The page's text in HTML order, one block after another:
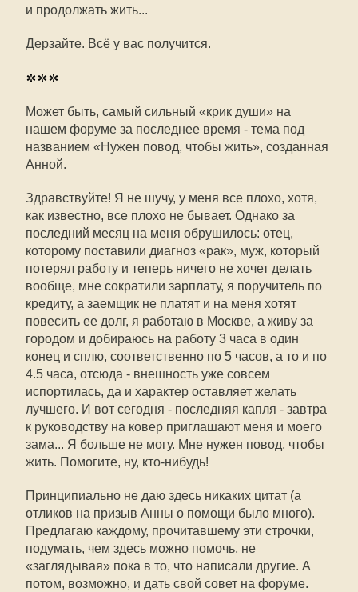
и продолжать жить...
Дерзайте. Всё у вас получится.
***
Может быть, самый сильный «крик души» на
нашем форуме за последнее время - тема под
названием «Нужен повод, чтобы жить», созданная
Анной.
Здравствуйте! Я не шучу, у меня все плохо, хотя,
как известно, все плохо не бывает. Однако за
последний месяц на меня обрушилось: отец,
которому поставили диагноз «рак», муж, который
потерял работу и теперь ничего не хочет делать
вообще, мне сократили зарплату, я поручитель по
кредиту, а заемщик не платят и на меня хотят
повесить ее долг, я работаю в Москве, а живу за
городом и добираюсь на работу 3 часа в один
конец и сплю, соответственно по 5 часов, а то и по
4.5 часа, отсюда - внешность уже совсем
испортилась, да и характер оставляет желать
лучшего. И вот сегодня - последняя капля - завтра
к руководству на ковер приглашают меня и моего
зама... Я больше не могу. Мне нужен повод, чтобы
жить. Помогите, ну, кто-нибудь!
Принципиально не даю здесь никаких цитат (а
отликов на призыв Анны о помощи было много).
Предлагаю каждому, прочитавшему эти строчки,
подумать, чем здесь можно помочь, не
«заглядывая» пока в то, что написали другие. А
потом, возможно, и дать свой совет на форуме.